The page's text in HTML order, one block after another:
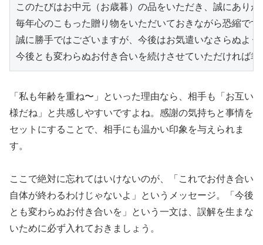
このたびはお中元（お歳暮）の品をいただき、誠にあり
毎年心のこもった贈り物をいただいておきながら恐縮で
誠に勝手ではございますが、今後はお気遣いなさらぬよ
今後とも変わらぬお付き合いを続けさせていただければ幸
「私も年齢を重ね〜」といった理由なら、相手も「お互い
様だね」と共感しやすいですよね。感謝の気持ちと事情を
セットにすることで、相手にも温かい印象を与えられま
す。
ここで絶対に忘れてはいけないのが、「これでお付き合い
自体が終わるわけじゃないよ」というメッセージ。「今後
とも変わらぬお付き合いを」という一文は、誤解を生まな
いために必ず入れておきましょう。